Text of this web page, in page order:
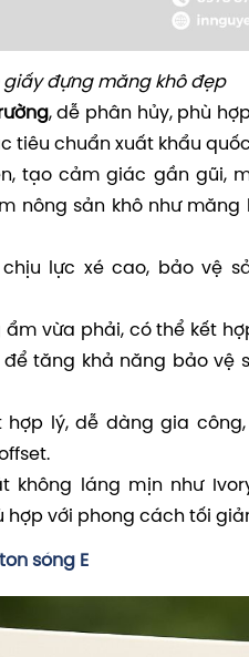
giấy đựng măng khô đẹp
, dễ phân hủy, phù
tiêu chuẩn xuất khẩu
tạo cảm giác gần gũi,
nông sản khô như măng
lực xé cao, bảo vệ
ẩm vừa phải, có thể kết
tăng khả năng bảo vệ
hợp lý, dễ dàng gia
không láng mịn như
hợp với phong cách tối
sóng E